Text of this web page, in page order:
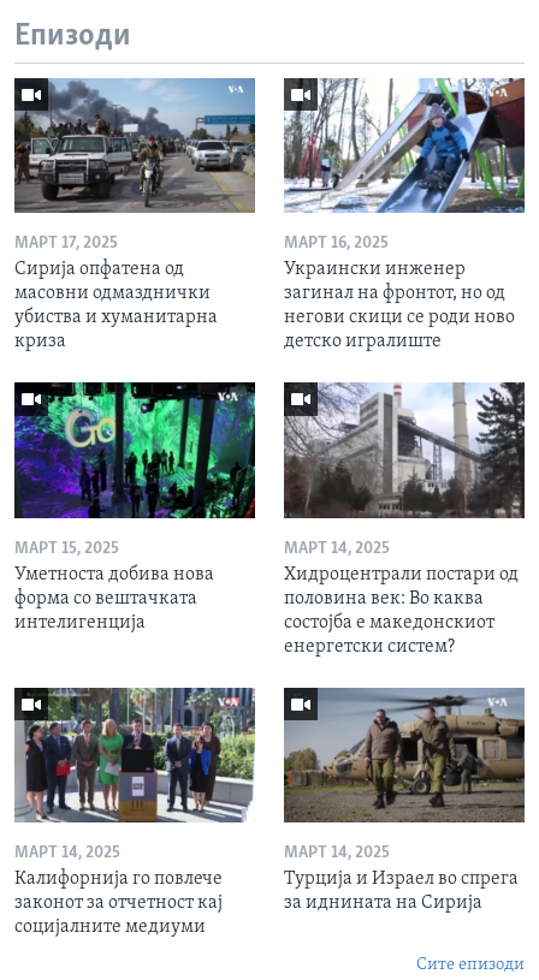
Епизоди
МАРТ 17, 2025
Сирија опфатена од
масовни одмазднички
убиства и хуманитарна
криза
МАРТ 16, 2025
Украински инженер
загинал на фронтот, но од
негови скици се роди ново
детско игралиште
МАРТ 15, 2025
Уметноста добива нова
форма со вештачката
интелигенција
МАРТ 14, 2025
Хидроцентрали постари од
половина век: Во каква
состојба е македонскиот
енергетски систем?
МАРТ 14, 2025
Калифорнија го повлече
законот за отчетност кај
социјалните медиуми
МАРТ 14, 2025
Турција и Израел во спрега
за иднината на Сирија
Сите епизоди